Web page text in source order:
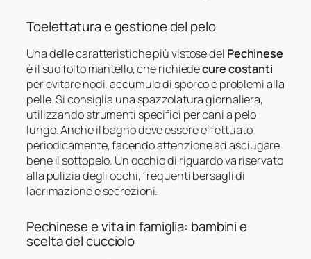
Toelettatura e gestione del pelo
Una delle caratteristiche più vistose del Pechinese
è il suo folto mantello, che richiedecure costanti
per evitare nodi, accumulo di sporco e problemi alla
pelle. Si consiglia una spazzolatura giornaliera,
utilizzando strumenti specifici per cani a pelo
lungo. Anche il bagno deve essere effettuato
periodicamente, facendo attenzione ad asciugare
bene il sottopelo. Un occhio di riguardo va riservato
alla pulizia degli occhi, frequenti bersagli di
lacrimazione e secrezioni.
Pechinese e vita in famiglia: bambini e
scelta del cucciolo